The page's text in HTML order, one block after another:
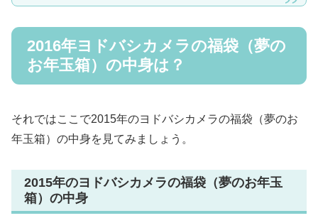
2016年ヨドバシカメラの福袋（夢の
お年玉箱）の中身は？
それではここで2015年のヨドバシカメラの福袋（夢のお
年玉箱）の中身を見てみましょう。
2015年のヨドバシカメラの福袋（夢のお年玉
箱）の中身